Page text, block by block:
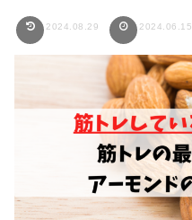
2024.08.29 2024.06.15